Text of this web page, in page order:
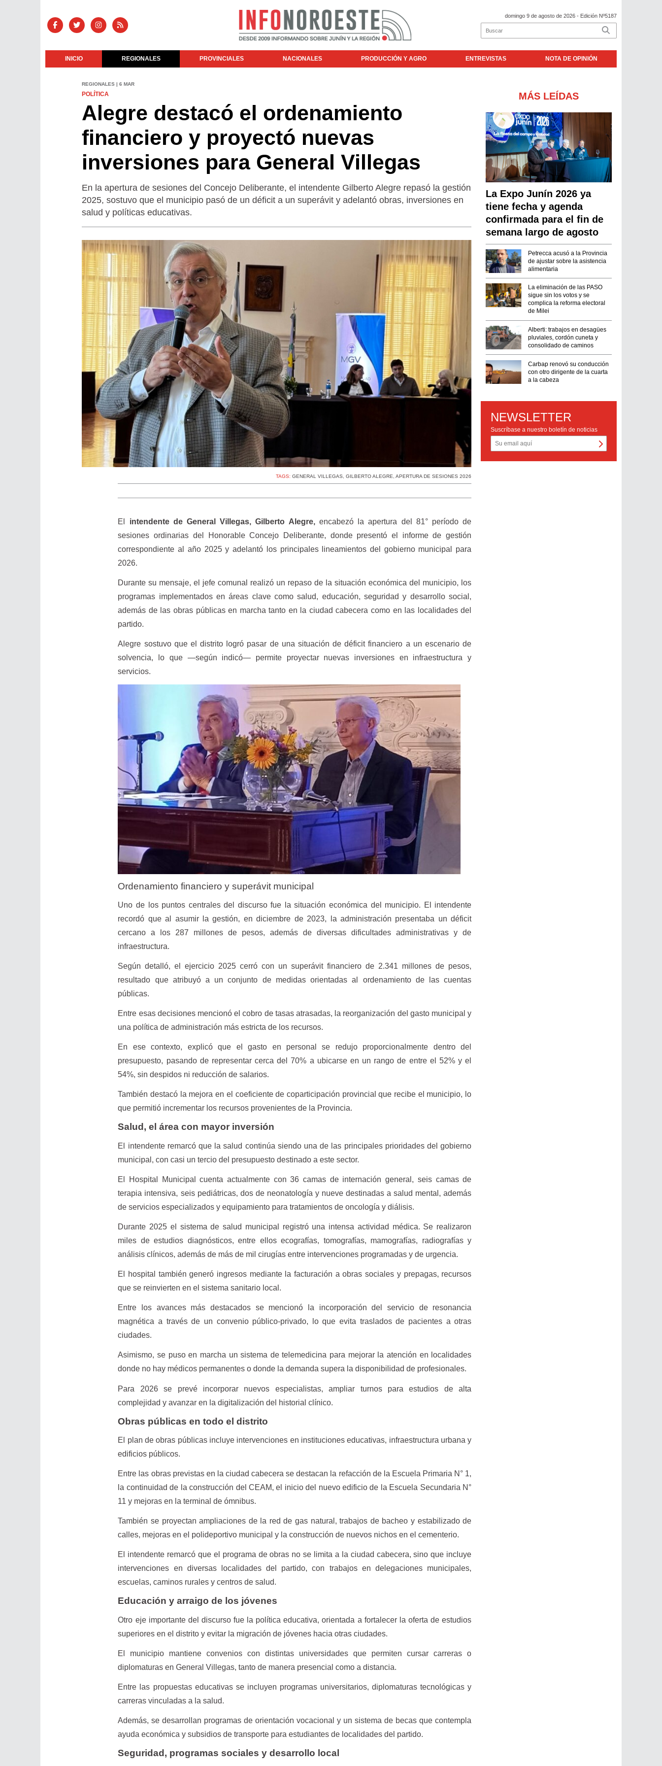
domingo 9 de agosto de 2026 - Edición Nº5187
INICIO REGIONALES PROVINCIALES NACIONALES PRODUCCIÓN Y AGRO ENTREVISTAS NOTA DE OPINIÓN
REGIONALES | 6 MAR
POLÍTICA
Alegre destacó el ordenamiento
financiero y proyectó nuevas
inversiones para General Villegas
En la apertura de sesiones del Concejo Deliberante, el intendente Gilberto Alegre repasó la gestión
2025, sostuvo que el municipio pasó de un déficit a un superávit y adelantó obras, inversiones en
salud y políticas educativas.
TAGS:GENERAL VILLEGAS ,GILBERTO ALEGRE ,APERTURA DE SESIONES 2026
El intendente de General Villegas, Gilberto Alegre,encabezó la apertura del 81° período de
sesiones ordinarias del Honorable Concejo Deliberante, donde presentó el informe de gestión
correspondiente al año 2025 y adelantó los principales lineamientos del gobierno municipal para
2026.
Durante su mensaje, el jefe comunal realizó un repaso de la situación económica del municipio, los
programas implementados en áreas clave como salud, educación, seguridad y desarrollo social,
además de las obras públicas en marcha tanto en la ciudad cabecera como en las localidades del
partido.
Alegre sostuvo que el distrito logró pasar de una situación de déficit financiero a un escenario de
solvencia, lo que —según indicó— permite proyectar nuevas inversiones en infraestructura y
servicios.
Ordenamiento financiero y superávit municipal
Uno de los puntos centrales del discurso fue la situación económica del municipio. El intendente
recordó que al asumir la gestión, en diciembre de 2023, la administración presentaba un déficit
cercano a los 287 millones de pesos, además de diversas dificultades administrativas y de
infraestructura.
Según detalló, el ejercicio 2025 cerró con un superávit financiero de 2.341 millones de pesos,
resultado que atribuyó a un conjunto de medidas orientadas al ordenamiento de las cuentas
públicas.
Entre esas decisiones mencionó el cobro de tasas atrasadas, la reorganización del gasto municipal y
una política de administración más estricta de los recursos.
En ese contexto, explicó que el gasto en personal se redujo proporcionalmente dentro del
presupuesto, pasando de representar cerca del 70% a ubicarse en un rango de entre el 52% y el
54%, sin despidos ni reducción de salarios.
También destacó la mejora en el coeficiente de coparticipación provincial que recibe el municipio, lo
que permitió incrementar los recursos provenientes de la Provincia.
Salud, el área con mayor inversión
El intendente remarcó que la salud continúa siendo una de las principales prioridades del gobierno
municipal, con casi un tercio del presupuesto destinado a este sector.
El Hospital Municipal cuenta actualmente con 36 camas de internación general, seis camas de
terapia intensiva, seis pediátricas, dos de neonatología y nueve destinadas a salud mental, además
de servicios especializados y equipamiento para tratamientos de oncología y diálisis.
Durante 2025 el sistema de salud municipal registró una intensa actividad médica. Se realizaron
miles de estudios diagnósticos, entre ellos ecografías, tomografías, mamografías, radiografías y
análisis clínicos, además de más de mil cirugías entre intervenciones programadas y de urgencia.
El hospital también generó ingresos mediante la facturación a obras sociales y prepagas, recursos
que se reinvierten en el sistema sanitario local.
Entre los avances más destacados se mencionó la incorporación del servicio de resonancia
magnética a través de un convenio público-privado, lo que evita traslados de pacientes a otras
ciudades.
Asimismo, se puso en marcha un sistema de telemedicina para mejorar la atención en localidades
donde no hay médicos permanentes o donde la demanda supera la disponibilidad de profesionales.
Para 2026 se prevé incorporar nuevos especialistas, ampliar turnos para estudios de alta
complejidad y avanzar en la digitalización del historial clínico.
Obras públicas en todo el distrito
El plan de obras públicas incluye intervenciones en instituciones educativas, infraestructura urbana y
edificios públicos.
Entre las obras previstas en la ciudad cabecera se destacan la refacción de la Escuela Primaria N° 1,
la continuidad de la construcción del CEAM, el inicio del nuevo edificio de la Escuela Secundaria N°
11 y mejoras en la terminal de ómnibus.
También se proyectan ampliaciones de la red de gas natural, trabajos de bacheo y estabilizado de
calles, mejoras en el polideportivo municipal y la construcción de nuevos nichos en el cementerio.
El intendente remarcó que el programa de obras no se limita a la ciudad cabecera, sino que incluye
intervenciones en diversas localidades del partido, con trabajos en delegaciones municipales,
escuelas, caminos rurales y centros de salud.
Educación y arraigo de los jóvenes
Otro eje importante del discurso fue la política educativa, orientada a fortalecer la oferta de estudios
superiores en el distrito y evitar la migración de jóvenes hacia otras ciudades.
El municipio mantiene convenios con distintas universidades que permiten cursar carreras o
diplomaturas en General Villegas, tanto de manera presencial como a distancia.
Entre las propuestas educativas se incluyen programas universitarios, diplomaturas tecnológicas y
carreras vinculadas a la salud.
Además, se desarrollan programas de orientación vocacional y un sistema de becas que contempla
ayuda económica y subsidios de transporte para estudiantes de localidades del partido.
Seguridad, programas sociales y desarrollo local
MÁS LEÍDAS
La Expo Junín 2026 ya
tiene fecha y agenda
confirmada para el fin de
semana largo de agosto
Petrecca acusó a la Provincia
de ajustar sobre la asistencia
alimentaria
La eliminación de las PASO
sigue sin los votos y se
complica la reforma electoral
de Milei
Alberti: trabajos en desagües
pluviales, cordón cuneta y
consolidado de caminos
Carbap renovó su conducción
con otro dirigente de la cuarta
a la cabeza
NEWSLETTER
Suscríbase a nuestro boletín de noticias